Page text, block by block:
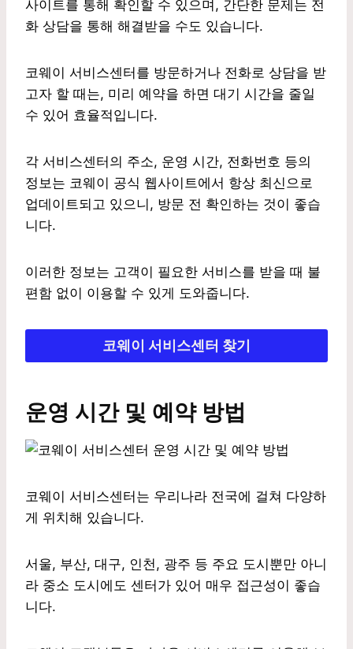
사이트를 통해 확인할 수 있으며, 간단한 문제는 전
화 상담을 통해 해결받을 수도 있습니다.
코웨이 서비스센터를 방문하거나 전화로 상담을 받
고자 할 때는, 미리 예약을 하면 대기 시간을 줄일
수 있어 효율적입니다.
각 서비스센터의 주소, 운영 시간, 전화번호 등의
정보는 코웨이 공식 웹사이트에서 항상 최신으로
업데이트되고 있으니, 방문 전 확인하는 것이 좋습
니다.
이러한 정보는 고객이 필요한 서비스를 받을 때 불
편함 없이 이용할 수 있게 도와줍니다.
코웨이 서비스센터 찾기
운영 시간 및 예약 방법
코웨이 서비스센터는 우리나라 전국에 걸쳐 다양하
게 위치해 있습니다.
서울, 부산, 대구, 인천, 광주 등 주요 도시뿐만 아니
라 중소 도시에도 센터가 있어 매우 접근성이 좋습
니다.